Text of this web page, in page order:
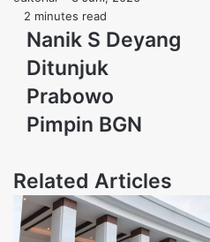
an
email
2 minutes read
Nanik
Deyang
Ditunjuk
Prabowo
Pimpin
Nanik S Deyang
Ditunjuk
Prabowo
Pimpin BGN
Related Articles